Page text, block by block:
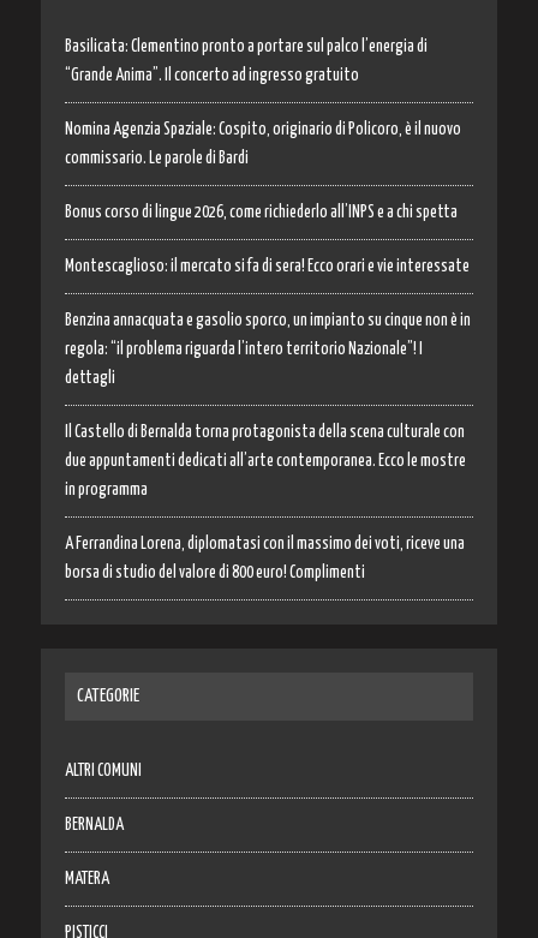
Basilicata: Clementino pronto a portare sul palco l’energia di
“Grande Anima”. Il concerto ad ingresso gratuito
Nomina Agenzia Spaziale: Cospito, originario di Policoro, è il nuovo
commissario. Le parole di Bardi
Bonus corso di lingue 2026, come richiederlo all’INPS e a chi spetta
Montescaglioso: il mercato si fa di sera! Ecco orari e vie interessate
Benzina annacquata e gasolio sporco, un impianto su cinque non è in
regola: “il problema riguarda l’intero territorio Nazionale”! I
dettagli
Il Castello di Bernalda torna protagonista della scena culturale con
due appuntamenti dedicati all’arte contemporanea. Ecco le mostre
in programma
A Ferrandina Lorena, diplomatasi con il massimo dei voti, riceve una
borsa di studio del valore di 800 euro! Complimenti
CATEGORIE
ALTRI COMUNI
BERNALDA
MATERA
PISTICCI